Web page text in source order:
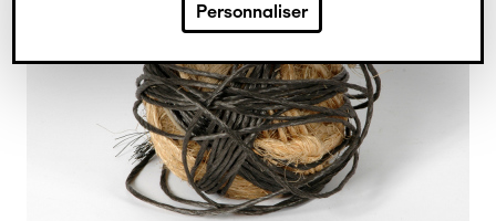
Personnaliser